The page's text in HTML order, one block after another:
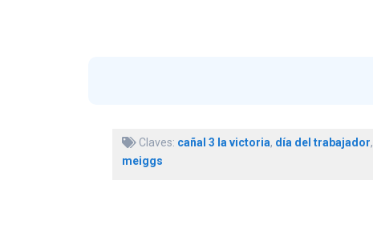
Claves: cañal 3 la victoria, día del trabajador,
meiggs